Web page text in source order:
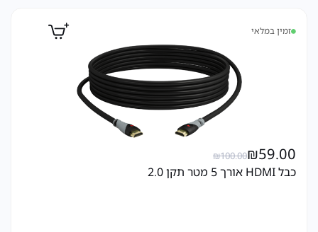
זמין במלאי
₪100.00₪59.00
כבל HDMI אורך 5 מטר תקן 2.0